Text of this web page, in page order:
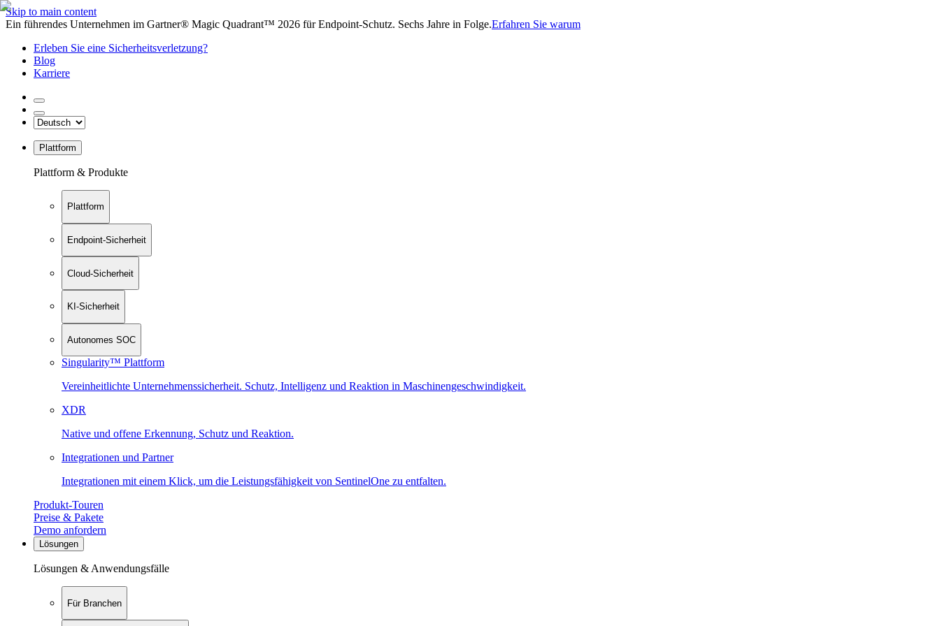
Skip to main content
Ein führendes Unternehmen im Gartner® Magic Quadrant™ 2026 für Endpoint-Schutz. Sechs Jahre in Folge.Erfahren Sie warum
Erleben Sie eine Sicherheitsverletzung?
Blog
Karriere
Plattform
Plattform & Produkte
Plattform
Endpoint-Sicherheit
Cloud-Sicherheit
KI-Sicherheit
Autonomes SOC
Singularity™ Plattform
Vereinheitlichte Unternehmenssicherheit. Schutz, Intelligenz und Reaktion in Maschinen­geschwindigkeit.
XDR
Native und offene Erkennung, Schutz und Reaktion.
Integrationen und Partner
Integrationen mit einem Klick, um die Leistungsfähigkeit von SentinelOne zu entfalten.
Produkt-Touren
Preise & Pakete
Demo anfordern
Lösungen
Lösungen & Anwendungsfälle
Für Branchen